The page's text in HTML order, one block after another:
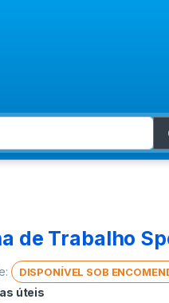
de Trabalho
DISPONÍVEL SOB
úteis